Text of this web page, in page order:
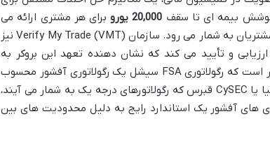
پوشش بیمه ای تا سقف 20,000 یورو
برای هر مشتری ارائه می
دهد. این پوشش، یک لایه حفاظتی اضافی برای سرمایه مشتریان به شمار می رود. سازمان Verify My Trade (VMT) نیز
و تأیید می کند که نشان دهنده تعهد این بروکر به
شفافیت و کیفیت عملیاتی است. با این حال، لازم به ذکر است که رگولاتوری FSA سیشل یک رگولاتوری آفشور محسوب
می شود و سطح اعتبار آن با نهادهایی مانند FCA بریتانیا یا CySEC قبرس که رگولاتورهای درجه یک به شمار می آیند،
های آفشور یک استاندارد رایج به دلیل محدودیت های بین